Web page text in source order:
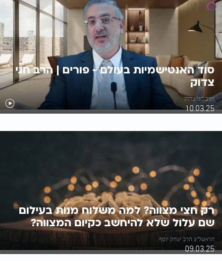
סוד האנטישמיות בעולם - פורים | הרב חגי
צדוק
הרב חגי צדוק
10.03.25
רק חצי מצווה? למה משלוח מנות בעילום
שם עלול שלא להיחשב כקיום המצווה?
הראשל"צ הרב יצחק יוסף
09.03.25